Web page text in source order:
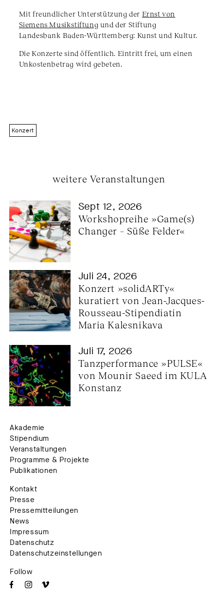
Mit freundlicher Unterstützung der Ernst von
Siemens Musikstiftung und der Stiftung
Landesbank Baden-Württemberg: Kunst und Kultur.
Die Konzerte sind öffentlich. Eintritt frei, um einen
Unkostenbetrag wird gebeten.
Konzert
weitere Veranstaltungen
Sept 12, 2026
Workshopreihe »Game(s)
Changer – Süße Felder«
Juli 24, 2026
Konzert »solidARTy«
kuratiert von Jean-Jacques-
Rousseau-Stipendiatin
Maria Kalesnikava
Juli 17, 2026
Tanzperformance »PULSE«
von Mounir Saeed im KULA
Konstanz
Akademie
Stipendium
Veranstaltungen
Programme & Projekte
Publikationen
Kontakt
Presse
Pressemitteilungen
News
Impressum
Datenschutz
Datenschutzeinstellungen
Follow